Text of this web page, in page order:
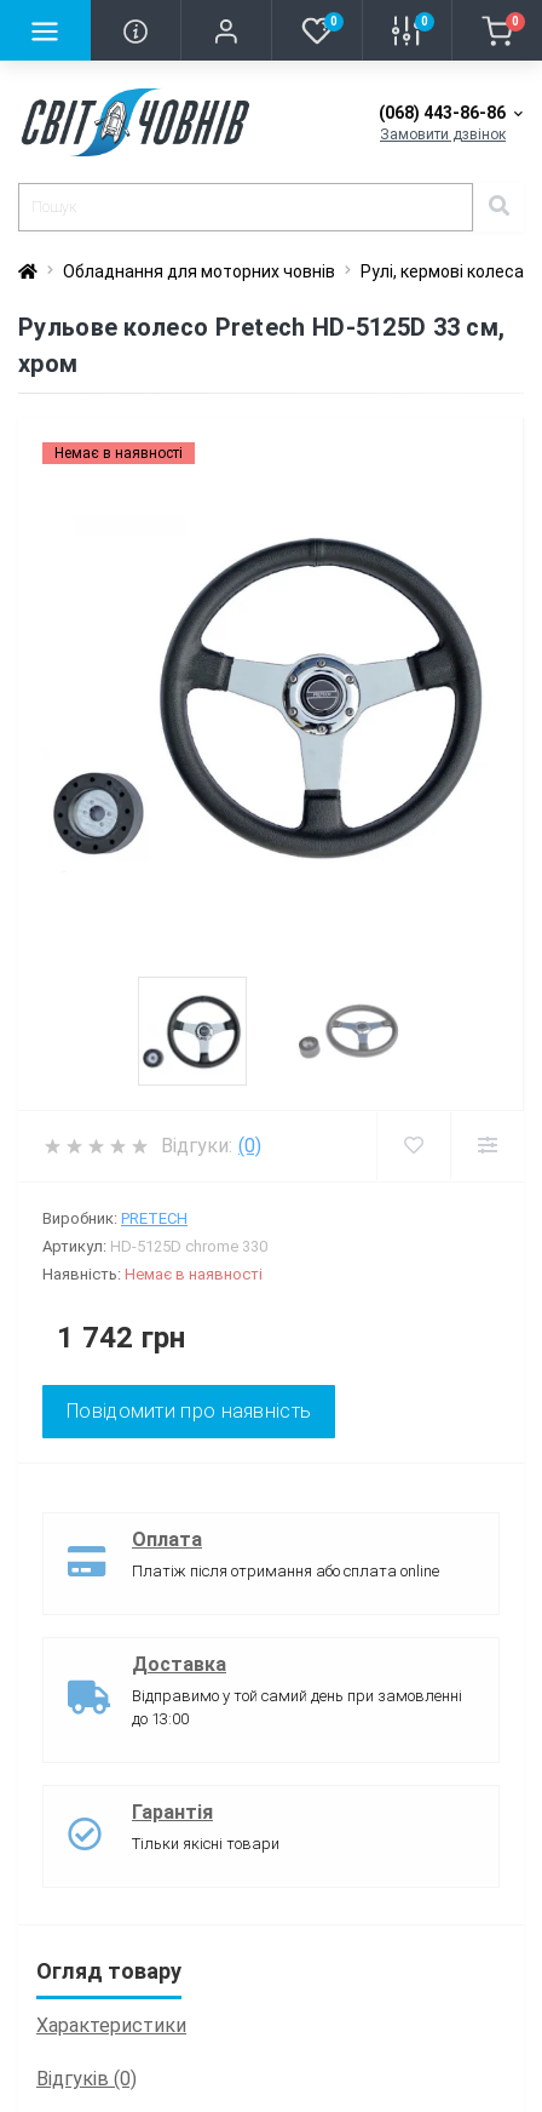
0 0 0
(068) 443-86-86
Замовити дзвінок
Обладнання для моторних човнів Рулі, кермові колеса
Рульове колесо Pretech HD-5125D 33 см,
хром
Немає в наявності
Відгуки: (0)
Виробник: PRETECH
Артикул: HD-5125D chrome 330
Наявність: Немає в наявності
1 742 грн
Повідомити про наявність
Оплата
Платіж після отримання або сплата online
Доставка
Відправимо у той самий день при замовленні
до 13:00
Гарантія
Тільки якісні товари
Огляд товару
Характеристики
Відгуків (0)